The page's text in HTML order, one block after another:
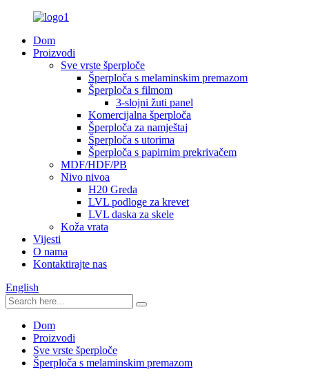
Dom
Proizvodi
Sve vrste šperploče
Šperploča s melaminskim premazom
Šperploča s filmom
3-slojni žuti panel
Komercijalna šperploča
Šperploča za namještaj
Šperploča s utorima
Šperploča s papirnim prekrivačem
MDF/HDF/PB
Nivo nivoa
H20 Greda
LVL podloge za krevet
LVL daska za skele
Koža vrata
Vijesti
O nama
Kontaktirajte nas
English
Dom
Proizvodi
Sve vrste šperploče
Šperploča s melaminskim premazom